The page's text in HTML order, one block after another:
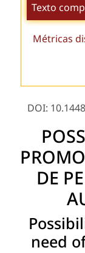
Texto
Métricas
DOI:
DE
need